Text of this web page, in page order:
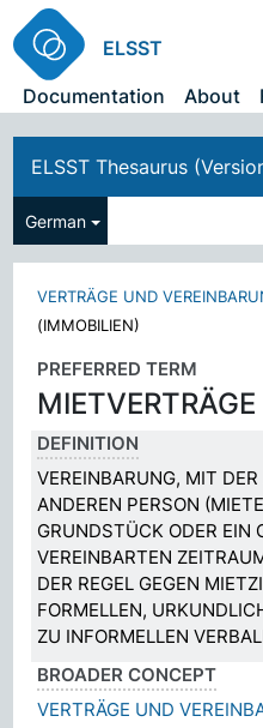
ELSST
Documentation
About
ELSST Thesaurus
German
VERTRÄGE UND
(IMMOBILIEN)
PREFERRED TERM
DEFINITION
VEREINBARUNG, MIT
ANDEREN PERSON
GRUNDSTÜCK ODER EIN
VEREINBARTEN
DER REGEL GEGEN
FORMELLEN,
ZU INFORMELLEN
BROADER CONCEPT
VERTRÄGE UND